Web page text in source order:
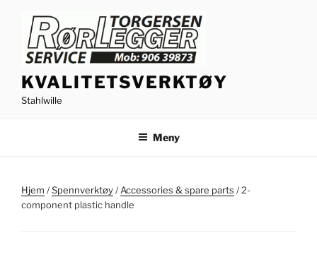
innhold
KVALITETSVERKTØY
Stahlwille
Meny
Hjem /Spennverktøy/Accessories & spare parts / 2-
component plastic handle